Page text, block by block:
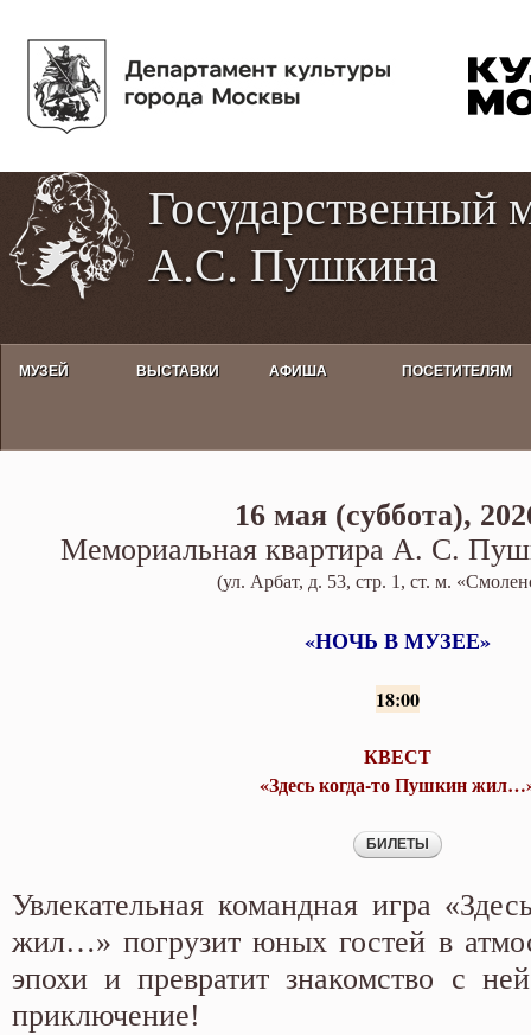
Государственный
А.С. Пушкина
МУЗЕЙ ВЫСТАВКИ АФИША ПОСЕТИТЕЛЯМ
КВЕСТ «Здесь когда-то
16 мая (суббота),
Мемориальная квартира А. С.
(ул. Арбат, д. 53, стр. 1, ст. м.
«НОЧЬ В МУЗЕЕ»
18:00
КВЕСТ
«Здесь когда-то Пушкин
Увлекательная командная игра
жил…» погрузит юных гостей в
эпохи и превратит знакомство с
приключение!